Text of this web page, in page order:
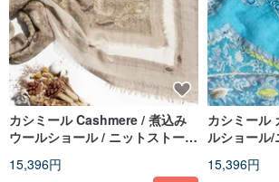
カシミール Cashmere / 煮込み
ウールショール / ニットストール
ル - 花
15,396円
カシミール
ルショール/
15,396円